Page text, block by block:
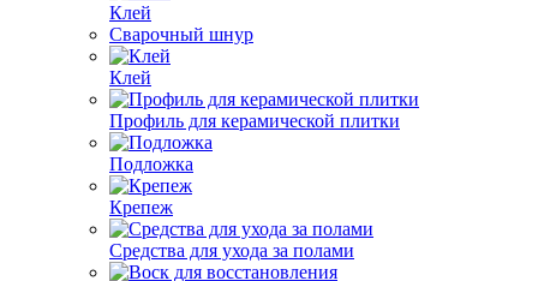
Клей
Сварочный шнур
Клей
Профиль для керамической плитки
Подложка
Крепеж
Средства для ухода за полами